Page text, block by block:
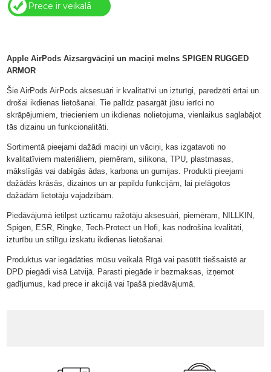
Prece ir veikalā
Apple AirPods Aizsargvāciņi un maciņi melns SPIGEN RUGGED
ARMOR
Šie AirPods AirPods aksesuāri ir kvalitatīvi un izturīgi, paredzēti ērtai un
drošai ikdienas lietošanai. Tie palīdz pasargāt jūsu ierīci no
skrāpējumiem, triecieniem un ikdienas nolietojuma, vienlaikus saglabājot
tās dizainu un funkcionalitāti.
Sortimentā pieejami dažādi maciņi un vāciņi, kas izgatavoti no
kvalitatīviem materiāliem, piemēram, silikona, TPU, plastmasas,
mākslīgās vai dabīgās ādas, karbona un gumijas. Produkti pieejami
dažādās krāsās, dizainos un ar papildu funkcijām, lai pielāgotos
dažādām lietotāju vajadzībām.
Piedāvājumā ietilpst uzticamu ražotāju aksesuāri, piemēram, NILLKIN,
Spigen, ESR, Ringke, Tech-Protect un Hofi, kas nodrošina kvalitāti,
izturību un stilīgu izskatu ikdienas lietošanai.
Produktus var iegādāties mūsu veikalā Rīgā vai pasūtīt tiešsaistē ar
DPD piegādi visā Latvijā. Parasti piegāde ir bezmaksas, izņemot
gadījumus, kad prece ir akcijā vai īpašā piedāvājumā.